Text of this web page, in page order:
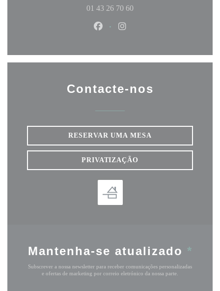
01 43 26 70 60
Facebook ((abre numa nova
Contacte-nos
RESERVAR UMA MESA
PRIVATIZAÇÃO
Mantenha-se atualizado *
Subscrever a nossa newsletter para receber comunicações personalizadas
e ofertas de marketing por correio eletrónico da nossa parte.